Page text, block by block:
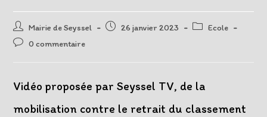
Auteur/autrice
de
Mairie de Seyssel
Post26 janvier 2023
PostEcole
Post0 commentaire
Vidéo proposée par Seyssel TV, de la
mobilisation contre le retrait du classement